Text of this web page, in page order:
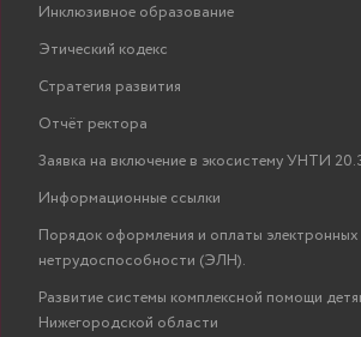
Инклюзивное образование
Этический кодекс
Стратегия развития
Отчёт ректора
Заявка на включение в экосистему УНТИ
Информационные ссылки
Порядок оформления и оплаты
нетрудоспособности (ЭЛН).
Развитие системы комплексной помощи
Нижегородской области